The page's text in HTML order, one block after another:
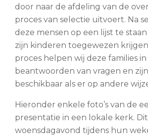
door naar de afdeling van de
proces van selectie uitvoert. Na
deze mensen op een lijst te
zijn kinderen toegewezen
proces helpen wij deze families
beantwoorden van vragen en
beschikbaar als er op andere
Hieronder enkele foto’s van de
presentatie in een lokale kerk.
woensdagavond tijdens hun